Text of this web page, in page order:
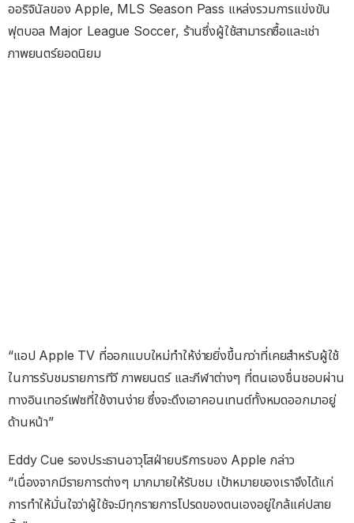
ออริจินัลของ Apple, MLS Season Pass แหล่งรวมการแข่งขัน
ฟุตบอล Major League Soccer, ร้านซึ่งผู้ใช้สามารถซื้อและเช่า
ภาพยนตร์ยอดนิยม
“แอป Apple TV ที่ออกแบบใหม่ทำให้ง่ายยิ่งขึ้นกว่าที่เคยสำหรับผู้ใช้
ในการรับชมรายการทีวี ภาพยนตร์ และกีฬาต่างๆ ที่ตนเองชื่นชอบผ่าน
ทางอินเทอร์เฟซที่ใช้งานง่าย ซึ่งจะดึงเอาคอนเทนต์ทั้งหมดออกมาอยู่
ด้านหน้า”
Eddy Cue รองประธานอาวุโสฝ่ายบริการของ Apple กล่าว
“เนื่องจากมีรายการต่างๆ มากมายให้รับชม เป้าหมายของเราจึงได้แก่
การทำให้มั่นใจว่าผู้ใช้จะมีทุกรายการโปรดของตนเองอยู่ใกล้แค่ปลาย